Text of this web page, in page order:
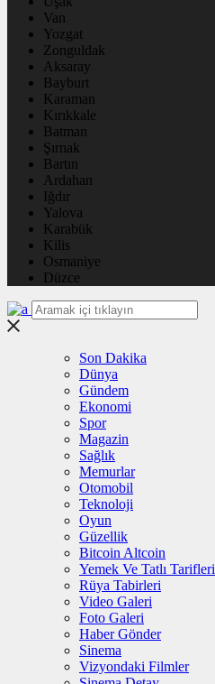
Van
Yozgat
Zonguldak
Aksaray
Bayburt
Karaman
Kırıkkale
Batman
Şırnak
Bartın
Ardahan
Iğdır
Yalova
Karabük
Kilis
Osmaniye
Düzce
Son Dakika
Dünya
Gündem
Ekonomi
Spor
Magazin
Sağlık
Memurlar
Otomobil
Teknoloji
Oyun
Güzellik
Bitcoin Altcoin
Yemek Ve Tatlı Tarifleri
Rüya Tabirleri
Video Galeri
Foto Galeri
Haber Gönder
Sinema
Vizyondaki Filmler